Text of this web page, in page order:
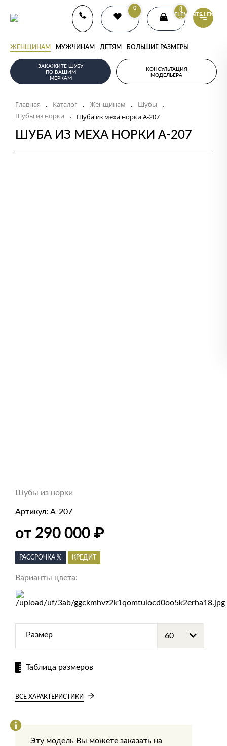
0
{{
ELEMENTS.LENGTH
}}
ЖЕНЩИНАМ МУЖЧИНАМ ДЕТЯМ БОЛЬШИЕ РАЗМЕРЫ
ЗАКАЖИТЕ ШУБУ
ПО ВАШИМ
МЕРКАМ
КОНСУЛЬТАЦИЯ
МОДЕЛЬЕРА
Главная . Каталог . Женщинам . Шубы .
Шубы из норки . Шуба из меха норки А-207
ШУБА ИЗ МЕХА НОРКИ А-207
Шубы из норки
Артикул: А-207
от 290 000 ₽
РАССРОЧКА % КРЕДИТ
Варианты цвета:
Размер
Таблица размеров
ВСЕ ХАРАКТЕРИСТИКИ
Эту модель Вы можете заказать на